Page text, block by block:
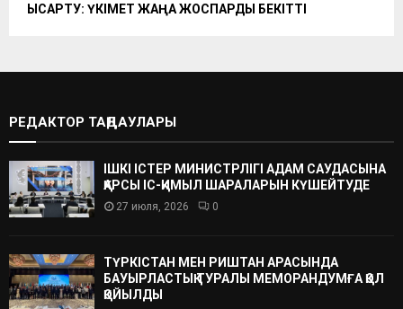
ҚЫСҚАРТУ: ҮКІМЕТ ЖАҢА ЖОСПАРДЫ БЕКІТТІ
РЕДАКТОР ТАҢДАУЛАРЫ
ІШКІ ІСТЕР МИНИСТРЛІГІ АДАМ САУДАСЫНА
ҚАРСЫ ІС-ҚИМЫЛ ШАРАЛАРЫН КҮШЕЙТУДЕ
27 июля, 2026 0
ТҮРКІСТАН МЕН РИШТАН АРАСЫНДА
БАУЫРЛАСТЫҚ ТУРАЛЫ МЕМОРАНДУМҒА ҚОЛ
ҚОЙЫЛДЫ